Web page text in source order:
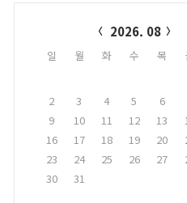
2026. 08
일 월 화 수 목
2
3 4 5 6
9
10 11 12 13
16
17 18 19 20
23
24 25 26 27
30
31